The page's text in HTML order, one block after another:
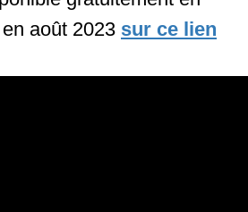
août 2023 sur ce lien